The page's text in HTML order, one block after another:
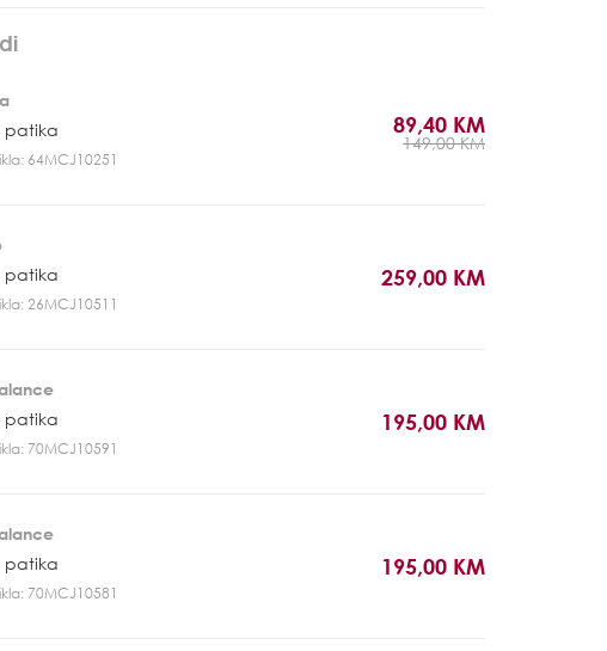
patika
64MCJ10251
89,40 KM
149,00 KM
patika
26MCJ10511
259,00 KM
patika
70MCJ10591
195,00 KM
patika
70MCJ10581
195,00 KM